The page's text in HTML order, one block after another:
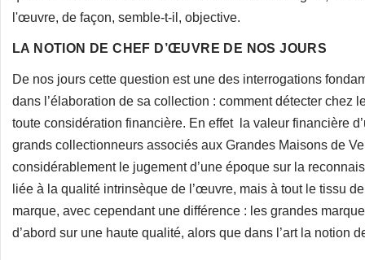
l'œuvre, de façon, semble-t-il, objective.
LA NOTION DE CHEF D’ŒUVRE DE NOS JOURS
De nos jours cette question est une des interrogations
dans l’élaboration de sa collection : comment détecter chez
toute considération financière. En effet la valeur financière
grands collectionneurs associés aux Grandes Maisons de
considérablement le jugement d’une époque sur la
liée à la qualité intrinsèque de l’œuvre, mais à tout le tissu
marque, avec cependant une différence : les grandes
d’abord sur une haute qualité, alors que dans l’art la notion